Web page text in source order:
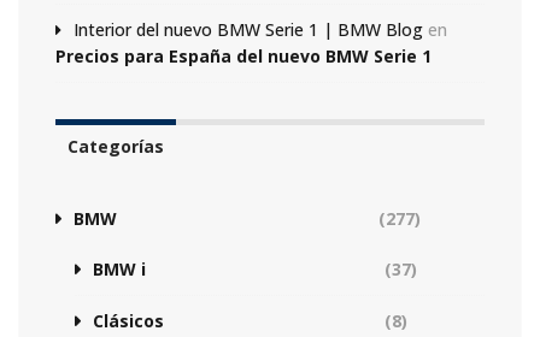
Interior del nuevo BMW Serie 1 | BMW Blog en
Precios para España del nuevo BMW Serie 1
Categorías
BMW (277)
BMW i (37)
Clásicos (8)